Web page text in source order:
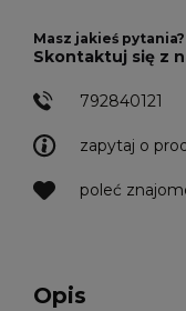
zapytaj o
poleć
Masz jakieś pytania?
Skontaktuj się z
792840121
Opis